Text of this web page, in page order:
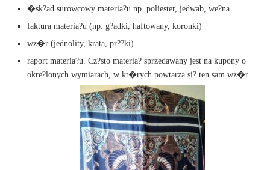
�sk?ad surowcowy materia?u np. poliester, jedwab, we?na
faktura materia?u (np. g?adki, haftowany, koronki)
wz�r (jednolity, krata, pr??ki)
raport materia?u. Cz?sto materia? sprzedawany jest na kupony o
okre?lonych wymiarach, w kt�rych powtarza si? ten sam wz�r.